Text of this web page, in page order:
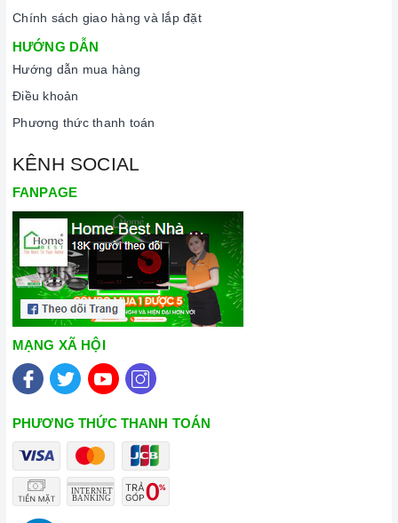
đa dạng các dòng bếp hồng ngoại CATA nổi tiếng, cam kết về
chất lượng và nguồn gốc sản phẩm chính hãng. Chúng tôi tự
tin mang đến cho quý khách hàng dịch vụ chăm sóc khách
hàng tận tâm và chính sách bảo hành, hậu mãi chuyên nghiệp
nhất.
Xem thêm tại đây: Home Best Care - Trung tâm bảo trì, sửa
chữa thiết bị nhà bếp cao cấp
Chính sách giao hàng và lắp đặt
HƯỚNG DẪN
Hướng dẫn mua hàng
Điều khoản
Phương thức thanh toán
KÊNH SOCIAL
FANPAGE
MẠNG XÃ HỘI
PHƯƠNG THỨC THANH TOÁN